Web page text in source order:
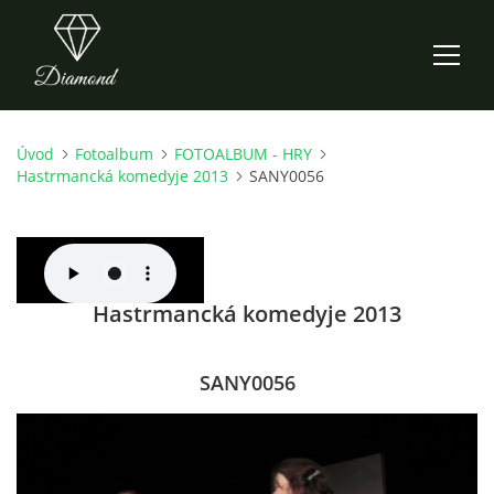
ÚVOD
O NÁS
Úvod Fotoalbum
FOTOALBUM - HRY
Hastrmancká komedyje 2013
SANY0056
Hastrmancká komedyje 2013
SANY0056